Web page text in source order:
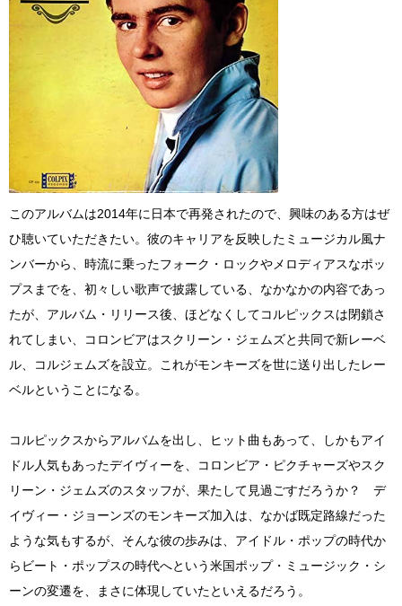
このアルバムは2014年に日本で再発されたので、興味のある方はぜ
ひ聴いていただきたい。彼のキャリアを反映したミュージカル風ナ
ンバーから、時流に乗ったフォーク・ロックやメロディアスなポッ
プスまでを、初々しい歌声で披露している、なかなかの内容であっ
たが、アルバム・リリース後、ほどなくしてコルピックスは閉鎖さ
れてしまい、コロンビアはスクリーン・ジェムズと共同で新レーベ
ル、コルジェムズを設立。これがモンキーズを世に送り出したレー
ベルということになる。
コルピックスからアルバムを出し、ヒット曲もあって、しかもアイ
ドル人気もあったデイヴィーを、コロンビア・ピクチャーズやスク
リーン・ジェムズのスタッフが、果たして見過ごすだろうか？ デ
イヴィー・ジョーンズのモンキーズ加入は、なかば既定路線だった
ような気もするが、そんな彼の歩みは、アイドル・ポップの時代か
らビート・ポップスの時代へという米国ポップ・ミュージック・シ
ーンの変遷を、まさに体現していたといえるだろう。